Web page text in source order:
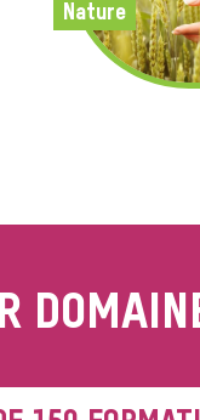
Nature